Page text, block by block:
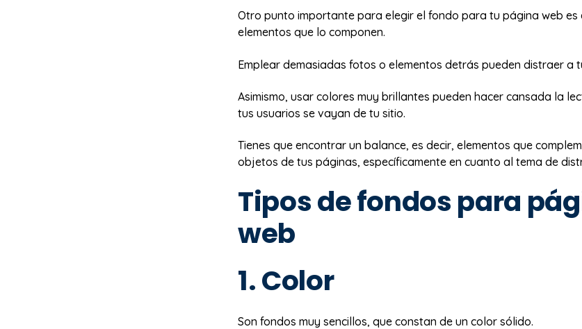
Otro punto importante para elegir el fondo para tu página web es
elementos que lo componen.
Emplear demasiadas fotos o elementos detrás pueden distraer a
Asimismo, usar colores muy brillantes pueden hacer cansada la
tus usuarios se vayan de tu sitio.
Tienes que encontrar un balance, es decir, elementos que
objetos de tus páginas, específicamente en cuanto al tema de
Tipos de fondos para
web
1. Color
Son fondos muy sencillos, que constan de un color sólido.